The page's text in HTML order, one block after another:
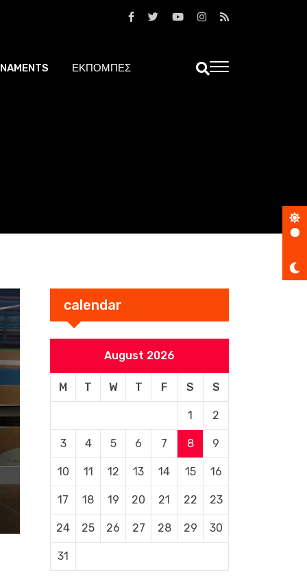
ΕΚΠΟΜΠΕΣ
calendar
August 2026
M T W T F S S
1 2
3 4 5 6 7 8 9
10 11 12 13 14 15 16
17 18 19 20 21 22 23
24 25 26 27 28 29 30
31